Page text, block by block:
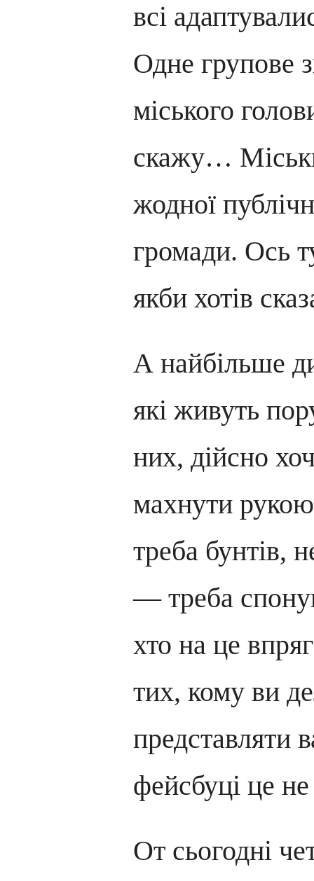
всі
Одне групове
міського
скажу…
жодної
громади. Ось
якби хотів
А найбільше
які живуть
них, дійсно
махнути
треба бунтів,
— треба
хто на це
тих, кому ви
представляти
фейсбуці це
От сьогодні